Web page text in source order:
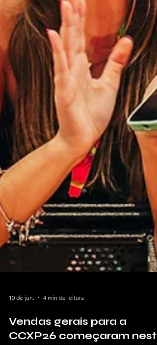
10 de jun. 4 min de leitura